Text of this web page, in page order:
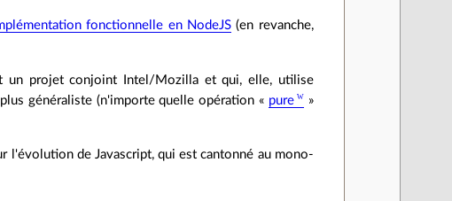
fonctionnelle en NodeJS (en revanche,
un projet conjoint Intel/Mozilla et qui, elle, utilise
généraliste (n'importe quelle opération « pure
»
l'évolution de Javascript, qui est cantonné au mono-